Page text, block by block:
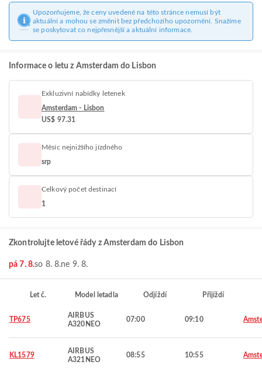
Upozorňujeme, že ceny uvedené na této stránce nemusí být
aktuální a mohou se změnit bez předchozího upozornění. Snažíme
se poskytovat co nejpřesnější a aktuální informace.
Informace o letu z Amsterdam do Lisbon
Exkluzivní nabídky letenek
Amsterdam - Lisbon
US$ 97.31
Měsíc nejnižšího jízdného
srp
Celkový počet destinací
1
Zkontrolujte letové řády z Amsterdam do Lisbon
pá 7. 8.so 8. 8.ne 9. 8.
Let č. Model letadla Odjíždí Přijíždí
TP675
AIRBUS
A320NEO
07:00 09:10
KL1579
AIRBUS
A321NEO
08:55 10:55